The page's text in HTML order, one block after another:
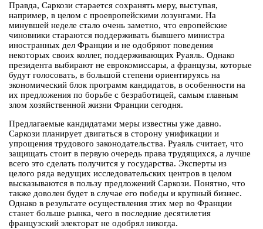
Правда, Саркози старается сохранять меру, выступая,
например, в целом с проевропейскими лозунгами. На
минувшей неделе стало очень заметно, что европейские
чиновники стараются поддерживать бывшего министра
иностранных дел Франции и не одобряют поведения
некоторых своих коллег, поддерживающих Руаяль. Однако
президента выбирают не еврокомиссары, а французы, которые
будут голосовать, в большой степени ориентируясь на
экономический блок программ кандидатов, в особенности на
их предложения по борьбе с безработицей, самым главным
злом хозяйственной жизни Франции сегодня.
Предлагаемые кандидатами меры известны уже давно.
Саркози планирует двигаться в сторону унификации и
упрощения трудового законодательства. Руаяль считает, что
защищать стоит в первую очередь права трудящихся, а лучше
всего это сделать получится у государства. Эксперты из
целого ряда ведущих исследовательских центров в целом
высказываются в пользу предложений Саркози. Понятно, что
также доволен будет в случае его победы и крупный бизнес.
Однако в результате осуществления этих мер во Франции
станет больше рынка, чего в последние десятилетия
французский электорат не одобрял никогда.